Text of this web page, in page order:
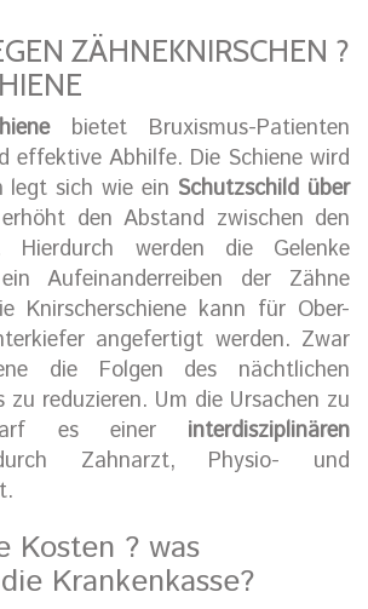
ZÄHNEKNIRSCHEN ?
bietet Bruxismus-Patienten
effektive Abhilfe. Die Schiene wird
legt sich wie ein Schutzschild über
den Abstand zwischen den
Hierdurch werden die Gelenke
Aufeinanderreiben der Zähne
Knirscherschiene kann für Ober-
angefertigt werden. Zwar
die Folgen des nächtlichen
zu reduzieren. Um die Ursachen zu
es einer interdisziplinären
Zahnarzt, Physio- und
Kosten ? was
Krankenkasse?